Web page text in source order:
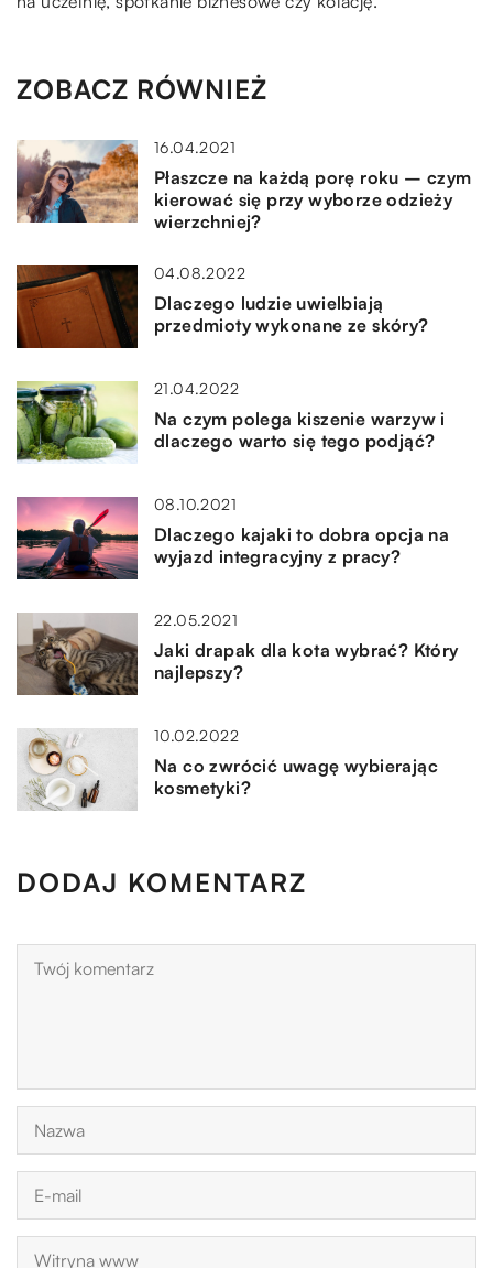
ZOBACZ RÓWNIEŻ
16.04.2021
Płaszcze na każdą porę roku – czym
kierować się przy wyborze odzieży
wierzchniej?
04.08.2022
Dlaczego ludzie uwielbiają
przedmioty wykonane ze skóry?
21.04.2022
Na czym polega kiszenie warzyw i
dlaczego warto się tego podjąć?
08.10.2021
Dlaczego kajaki to dobra opcja na
wyjazd integracyjny z pracy?
22.05.2021
Jaki drapak dla kota wybrać? Który
najlepszy?
10.02.2022
Na co zwrócić uwagę wybierając
kosmetyki?
DODAJ KOMENTARZ